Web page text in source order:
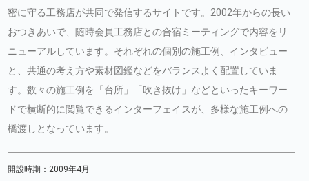
密に守る工務店が共同で発信するサイトです。2002年からの長い
おつきあいで、随時会員工務店との合宿ミーティングで内容をリ
ニューアルしています。それぞれの個別の施工例、インタビュー
と、共通の考え方や素材図鑑などをバランスよく配置していま
す。数々の施工例を「台所」「吹き抜け」などといったキーワー
ドで横断的に閲覧できるインターフェイスが、多様な施工例への
橋渡しとなっています。
開設時期：2009年4月